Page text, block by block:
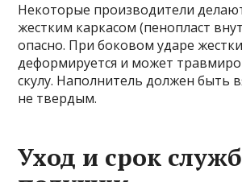
Некоторые производители
жестким каркасом (пенопласт
опасно. При боковом ударе
деформируется и может
скулу. Наполнитель должен быть
не твердым.
Уход и срок